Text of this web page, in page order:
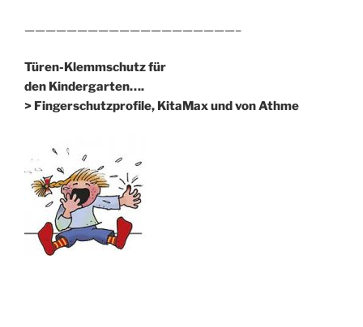
————————————————————–
Türen-Klemmschutz für
den Kindergarten….
> Fingerschutzprofile, KitaMax und von Athme